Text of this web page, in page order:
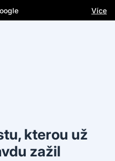
Více
kterou už
zažil